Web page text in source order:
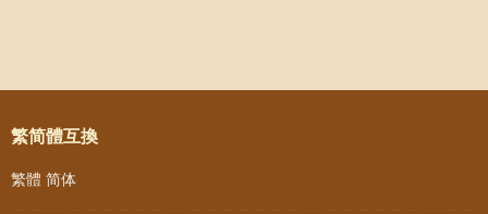
Post navigation
繁简體互換
繁體 简体